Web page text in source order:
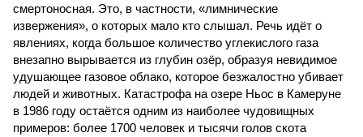
смертоносная. Это, в частности, «лимнические
извержения», о которых мало кто слышал. Речь идёт о
явлениях, когда большое количество углекислого газа
внезапно вырывается из глубин озёр, образуя невидимое
удушающее газовое облако, которое безжалостно убивает
людей и животных. Катастрофа на озере Ньос в Камеруне
в 1986 году остаётся одним из наиболее чудовищных
примеров: более 1700 человек и тысячи голов скота